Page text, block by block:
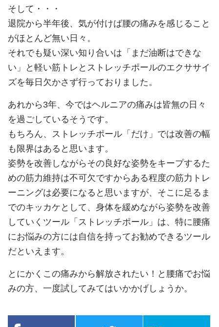
そして・・・
退院から半年後、気が付けば腰の痛みを感じること
がほとんど無い日々。
それでも疑い深い知り合いは「まだ油断はできな
い」と軽い筋トレとストレッチポールのエクササイ
ズを毎日欠かさず行っておりました。
あれから3年、今ではヘルニアの痛みは皆無の日々
を過ごしているそうです。
もちろん、ストレッチポール「だけ」では改善の幅
も限界はあると思います。
姿勢を改善しながらその良好な姿勢をキープするた
めの筋力維持は不可欠ですからある程度の筋力トレ
ーニングは必要になると思いますが、そこに足るま
でのキッカケとして、身体を緩めながら姿勢を改善
していくツール「ストレッチポール」は、特に腰痛
にお悩みの方には自信を持ってお勧めできるツール
だといえます。
とにかくこの痛みから解放されたい！と腰痛でお悩
みの方、一度試してみてはいかかげしょうか。